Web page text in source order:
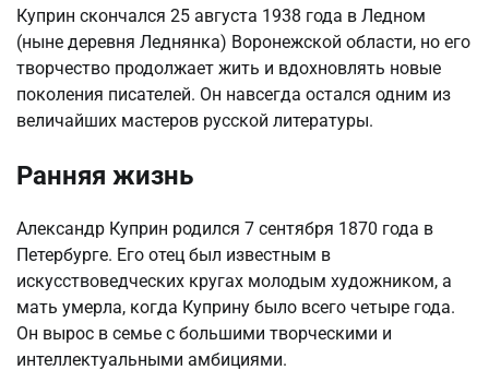
Куприн скончался 25 августа 1938 года в Ледном
(ныне деревня Леднянка) Воронежской области, но его
творчество продолжает жить и вдохновлять новые
поколения писателей. Он навсегда остался одним из
величайших мастеров русской литературы.
Ранняя жизнь
Александр Куприн родился 7 сентября 1870 года в
Петербурге. Его отец был известным в
искусствоведческих кругах молодым художником, а
мать умерла, когда Куприну было всего четыре года.
Он вырос в семье с большими творческими и
интеллектуальными амбициями.